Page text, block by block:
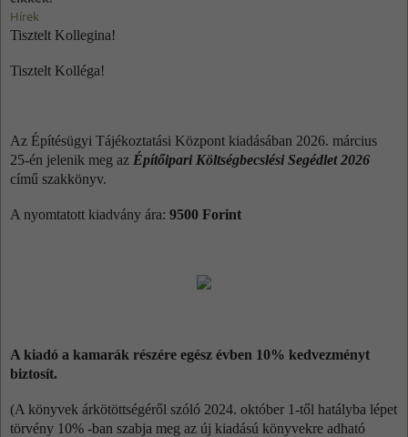
Hírek
Tisztelt Kollegina!
Tisztelt Kolléga!
Az Építésügyi Tájékoztatási Központ kiadásában 2026. március
25-én jelenik meg az Építőipari Költségbecslési Segédlet 2026
című szakkönyv.
A nyomtatott kiadvány ára: 9500 Forint
A kiadó a kamarák részére egész évben 10% kedvezményt
biztosít.
(A könyvek árkötöttségéről szóló 2024. október 1-től hatályba lépet
törvény 10% -ban szabja meg az új kiadású könyvekre adható